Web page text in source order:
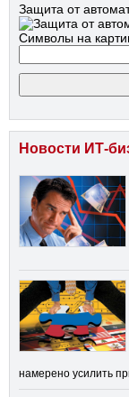
Защита от
Символы на
Новости ИТ-
намерено усилить